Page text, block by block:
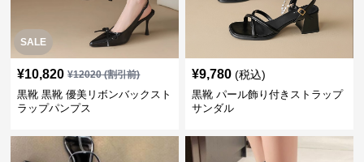
SALE
¥10,820 ¥12020(割引前)
黒靴 黒靴 優美リボンバックスト
ラップパンプス
¥9,780 (税込)
黒靴 パール飾り付きストラップ
サンダル